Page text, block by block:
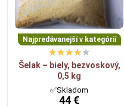
Najpredávanejší v kategórií
Šelak – biely, bezvoskový,
0,5 kg
✅Skladom
44 €